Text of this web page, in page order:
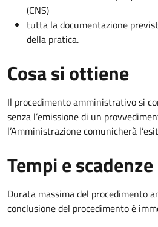
(CNS)
tutta la documentazione
della pratica.
Cosa si ottiene
Il procedimento amministrativo si
senza l’emissione di un
l’Amministrazione comunicherà
Tempi e scadenze
Durata massima del procedimento
conclusione del procedimento è